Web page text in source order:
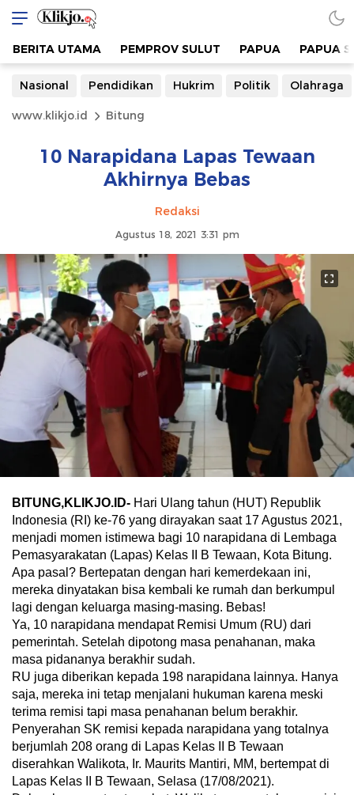
BERITA UTAMA PEMPROV SULUT PAPUA PAPUA
Nasional Pendidikan Hukrim Politik Olahraga
www.klikjo.id Bitung
10 Narapidana Lapas Tewaan
Akhirnya Bebas
Redaksi
Agustus 18, 2021 3:31 pm
BITUNG,KLIKJO.ID- Hari Ulang tahun (HUT) Republik
Indonesia (RI) ke-76 yang dirayakan saat 17 Agustus 2021,
menjadi momen istimewa bagi 10 narapidana di Lembaga
Pemasyarakatan (Lapas) Kelas II B Tewaan, Kota Bitung.
Apa pasal? Bertepatan dengan hari kemerdekaan ini,
mereka dinyatakan bisa kembali ke rumah dan berkumpul
lagi dengan keluarga masing-masing. Bebas!
Ya, 10 narapidana mendapat Remisi Umum (RU) dari
pemerintah. Setelah dipotong masa penahanan, maka
masa pidananya berakhir sudah.
RU juga diberikan kepada 198 narapidana lainnya. Hanya
saja, mereka ini tetap menjalani hukuman karena meski
terima remisi tapi masa penahanan belum berakhir.
Penyerahan SK remisi kepada narapidana yang totalnya
berjumlah 208 orang di Lapas Kelas II B Tewaan
diserahkan Walikota, Ir. Maurits Mantiri, MM, bertempat di
Lapas Kelas II B Tewaan, Selasa (17/08/2021).